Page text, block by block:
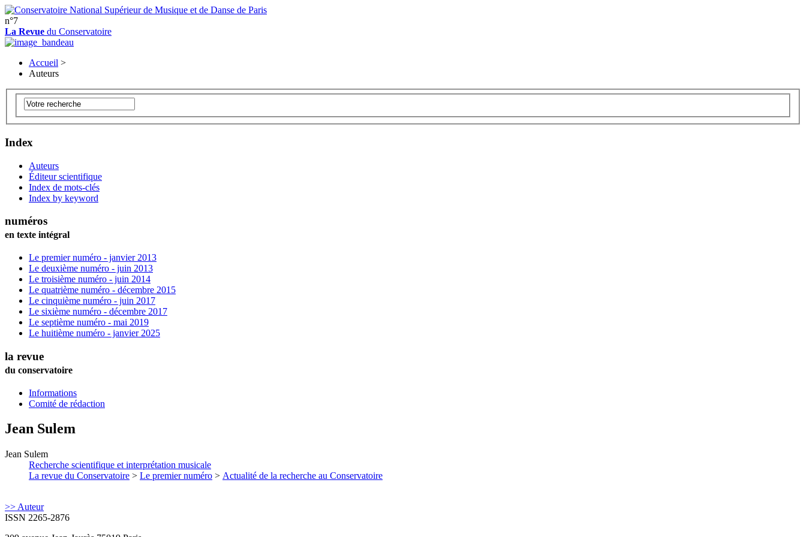
n°7
La Revue du Conservatoire
Accueil >
Auteurs
Index
Auteurs
Éditeur scientifique
Index de mots-clés
Index by keyword
numéros
en texte intégral
Le premier numéro - janvier 2013
Le deuxième numéro - juin 2013
Le troisième numéro - juin 2014
Le quatrième numéro - décembre 2015
Le cinquième numéro - juin 2017
Le sixième numéro - décembre 2017
Le septième numéro - mai 2019
Le huitième numéro - janvier 2025
la revue
du conservatoire
Informations
Comité de rédaction
Jean Sulem
Jean Sulem
Recherche scientifique et interprétation musicale
La revue du Conservatoire > Le premier numéro > Actualité de la recherche au Conservatoire
>> Auteur
ISSN 2265-2876